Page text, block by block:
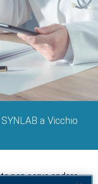
a Vicchio
non serve andare